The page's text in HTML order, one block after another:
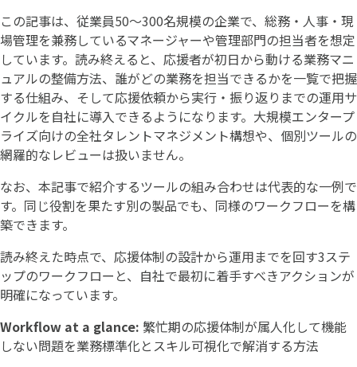
この記事は、従業員50〜300名規模の企業で、総務・人事・現
場管理を兼務しているマネージャーや管理部門の担当者を想定
しています。読み終えると、応援者が初日から動ける業務マニ
ュアルの整備方法、誰がどの業務を担当できるかを一覧で把握
する仕組み、そして応援依頼から実行・振り返りまでの運用サ
イクルを自社に導入できるようになります。大規模エンタープ
ライズ向けの全社タレントマネジメント構想や、個別ツールの
網羅的なレビューは扱いません。
なお、本記事で紹介するツールの組み合わせは代表的な一例で
す。同じ役割を果たす別の製品でも、同様のワークフローを構
築できます。
読み終えた時点で、応援体制の設計から運用までを回す3ステ
ップのワークフローと、自社で最初に着手すべきアクションが
明確になっています。
Workflow at a glance: 繁忙期の応援体制が属人化して機能
しない問題を業務標準化とスキル可視化で解消する方法